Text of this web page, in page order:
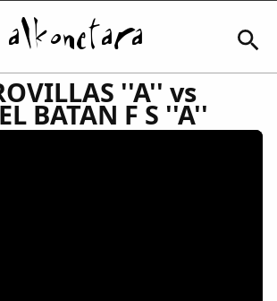
''A'' vs
BATAN F S ''A''